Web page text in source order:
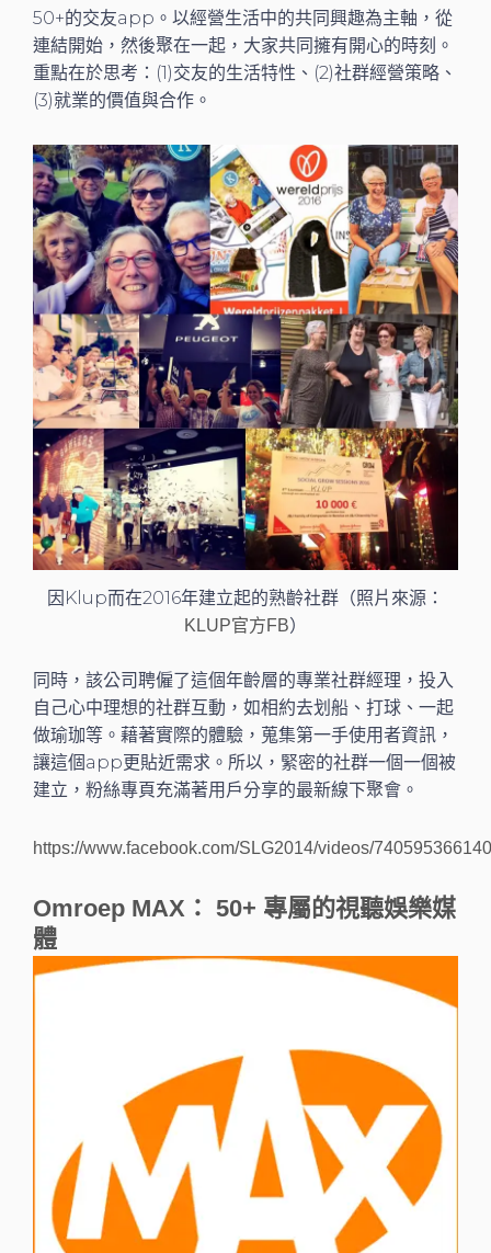
50+的交友app。以經營生活中的共同興趣為主軸，從
連結開始，然後聚在一起，大家共同擁有開心的時刻。
重點在於思考：(1)交友的生活特性、(2)社群經營策略、
(3)就業的價值與合作。
因Klup而在2016年建立起的熟齡社群（照片來源：
KLUP官方FB）
同時，該公司聘僱了這個年齡層的專業社群經理，投入
自己心中理想的社群互動，如相約去划船、打球、一起
做瑜珈等。藉著實際的體驗，蒐集第一手使用者資訊，
讓這個app更貼近需求。所以，緊密的社群一個一個被
建立，粉絲專頁充滿著用戶分享的最新線下聚會。
https://www.facebook.com/SLG2014/videos/
Omroep MAX： 50+ 專屬的視聽娛樂媒
體